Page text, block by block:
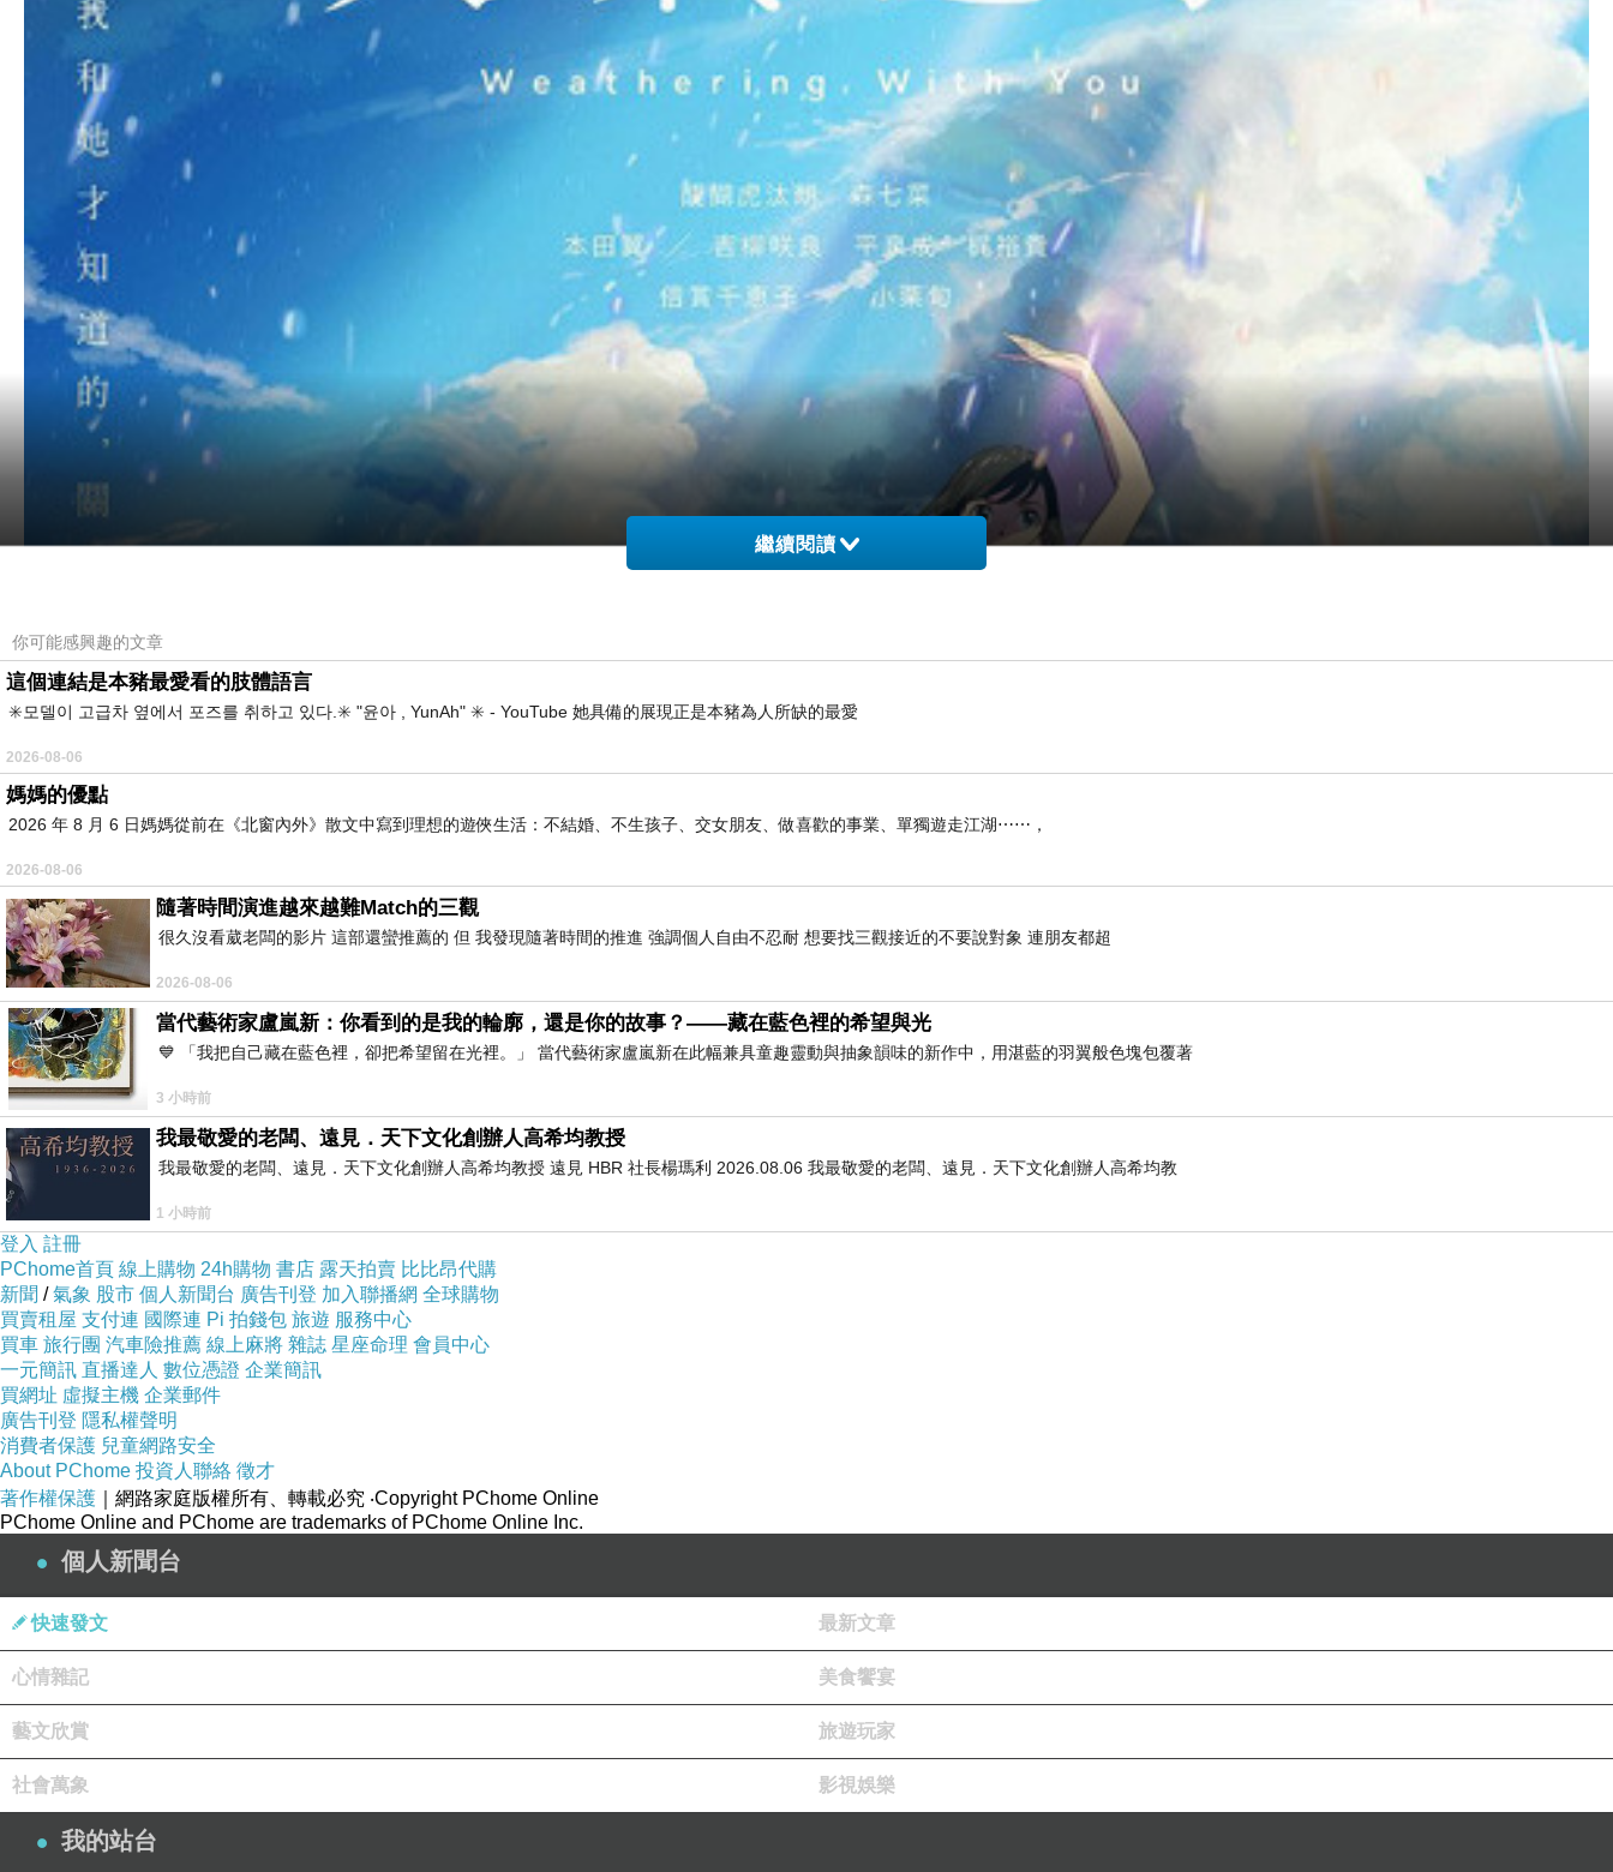
「這是只有我和她才知道的關於世界的秘密。」
繼續閱讀
你可能感興趣的文章
這個連結是本豬最愛看的肢體語言
✳️모델이 고급차 옆에서 포즈를 취하고 있다.✳️ "윤아 , YunAh" ✳️ - YouTube 她具備的展現正是本豬為人所缺的最愛
2026-08-06
媽媽的優點
2026 年 8 月 6 日媽媽從前在《北窗內外》散文中寫到理想的遊俠生活：不結婚、不生孩子、交女朋友、做喜歡的事業、單獨遊走江湖⋯⋯，
2026-08-06
隨著時間演進越來越難Match的三觀
很久沒看葳老闆的影片 這部還蠻推薦的 但 我發現隨著時間的推進 強調個人自由不忍耐 想要找三觀接近的不要說對象 連朋友都超
2026-08-06
當代藝術家盧嵐新：你看到的是我的輪廓，還是你的故事？——藏在藍色裡的希望與光
💙 「我把自己藏在藍色裡，卻把希望留在光裡。」 當代藝術家盧嵐新在此幅兼具童趣靈動與抽象韻味的新作中，用湛藍的羽翼般色塊包覆著
3 小時前
我最敬愛的老闆、遠見．天下文化創辦人高希均教授
我最敬愛的老闆、遠見．天下文化創辦人高希均教授 遠見 HBR 社長楊瑪利 2026.08.06 我最敬愛的老闆、遠見．天下文化創辦人高希均教
1 小時前
登入 註冊
PChome首頁 線上購物 24h購物 書店 露天拍賣 比比昂代購
新聞 /氣象 股市 個人新聞台 廣告刊登 加入聯播網 全球購物
買賣租屋 支付連 國際連 Pi 拍錢包 旅遊 服務中心
買車 旅行團 汽車險推薦 線上麻將 雜誌 星座命理 會員中心
一元簡訊 直播達人 數位憑證 企業簡訊
買網址 虛擬主機 企業郵件
廣告刊登 隱私權聲明
消費者保護 兒童網路安全
About PChome 投資人聯絡 徵才
著作權保護 ｜網路家庭版權所有、轉載必究 ‧Copyright PChome Online
PChome Online and PChome are trademarks of PChome Online Inc.
個人新聞台
快速發文 最新文章
心情雜記 美食饗宴
藝文欣賞 旅遊玩家
社會萬象 影視娛樂
我的站台